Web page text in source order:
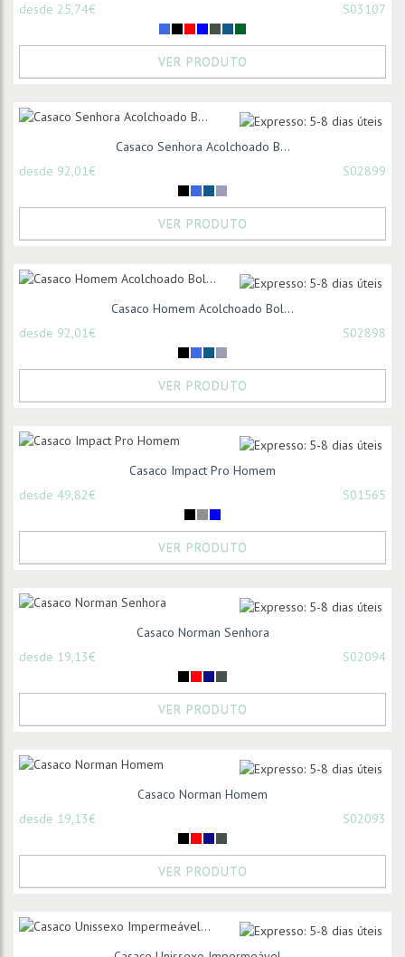
desde 25,74€
S03107
VER PRODUTO
Casaco Senhora Acolchoado B...
desde 92,01€
S02899
VER PRODUTO
Casaco Homem Acolchoado Bol...
desde 92,01€
S02898
VER PRODUTO
Casaco Impact Pro Homem
desde 49,82€
S01565
VER PRODUTO
Casaco Norman Senhora
desde 19,13€
S02094
VER PRODUTO
Casaco Norman Homem
desde 19,13€
S02093
VER PRODUTO